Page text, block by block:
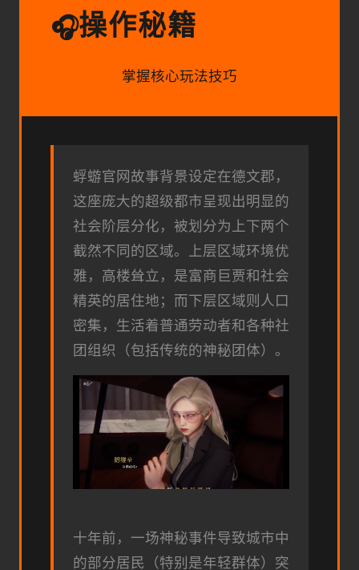
🎧操作秘籍
掌握核心玩法技巧
蜉蝣官网故事背景设定在德文郡，
这座庞大的超级都市呈现出明显的
社会阶层分化，被划分为上下两个
截然不同的区域。上层区域环境优
雅，高楼耸立，是富商巨贾和社会
精英的居住地；而下层区域则人口
密集，生活着普通劳动者和各种社
团组织（包括传统的神秘团体）。
十年前，一场神秘事件导致城市中
的部分居民（特别是年轻群体）突